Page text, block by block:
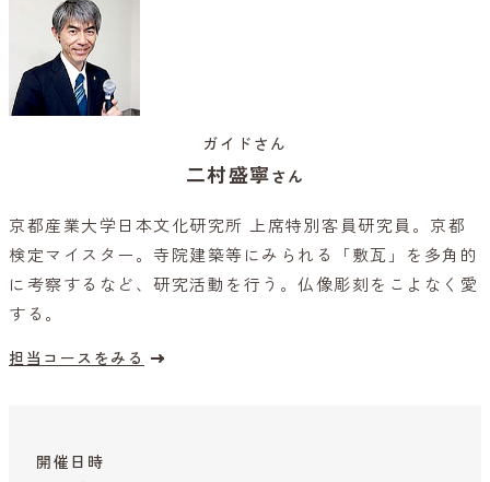
ガイドさん
二村盛寧さん
京都産業大学日本文化研究所 上席特別客員研究員。京都
検定マイスター。寺院建築等にみられる「敷瓦」を多角的
に考察するなど、研究活動を行う。仏像彫刻をこよなく愛
する。
担当コースをみる
開催日時